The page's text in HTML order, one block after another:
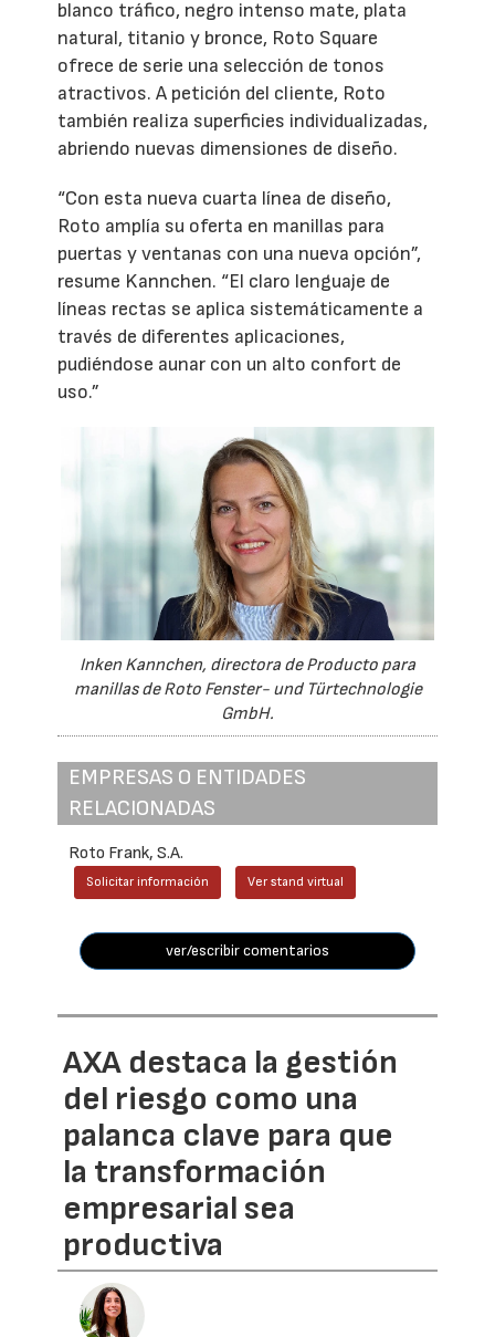
blanco tráfico, negro intenso mate, plata
natural, titanio y bronce, Roto Square
ofrece de serie una selección de tonos
atractivos. A petición del cliente, Roto
también realiza superficies individualizadas,
abriendo nuevas dimensiones de diseño.
“Con esta nueva cuarta línea de diseño,
Roto amplía su oferta en manillas para
puertas y ventanas con una nueva opción”,
resume Kannchen. “El claro lenguaje de
líneas rectas se aplica sistemáticamente a
través de diferentes aplicaciones,
pudiéndose aunar con un alto confort de
uso.”
Inken Kannchen, directora de Producto para
manillas de Roto Fenster- und Türtechnologie
GmbH.
EMPRESAS O ENTIDADES
RELACIONADAS
Roto Frank, S.A.
Solicitar información Ver stand virtual
ver/escribir comentarios
AXA destaca la gestión
del riesgo como una
palanca clave para que
la transformación
empresarial sea
productiva